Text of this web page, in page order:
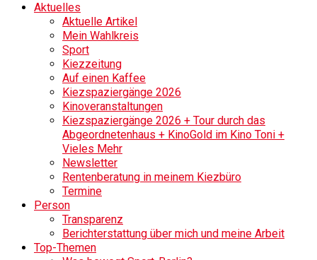
Aktuelles
Aktuelle Artikel
Mein Wahlkreis
Sport
Kiezzeitung
Auf einen Kaffee
Kiezspaziergänge 2026
Kinoveranstaltungen
Kiezspaziergänge 2026 + Tour durch das
Abgeordnetenhaus + KinoGold im Kino Toni +
Vieles Mehr
Newsletter
Rentenberatung in meinem Kiezbüro
Termine
Person
Transparenz
Berichterstattung über mich und meine Arbeit
Top-Themen